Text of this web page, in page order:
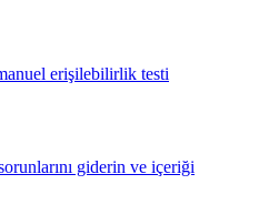
erişilebilirlik testi
giderin ve içeriği